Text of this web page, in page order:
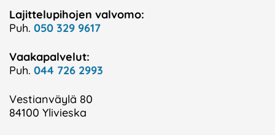
Lajittelupihojen valvomo:
Puh. 050 329 9617
Vaakapalvelut:
Puh. 044 726 2993
Vestianväylä 80
84100 Ylivieska